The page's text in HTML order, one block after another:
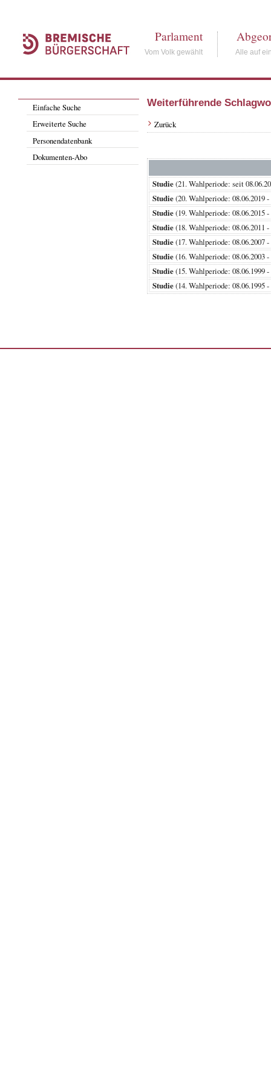
Parlament
Vom Volk gewählt Alle auf
Einfache Suche
Erweiterte Suche
Personendatenbank
Dokumenten-Abo
Weiterführende
Zurück
Studie(21. Wahlperiode: seit
Studie(20. Wahlperiode:
Studie(19. Wahlperiode:
Studie(18. Wahlperiode:
Studie(17. Wahlperiode:
Studie(16. Wahlperiode:
Studie(15. Wahlperiode:
Studie(14. Wahlperiode: